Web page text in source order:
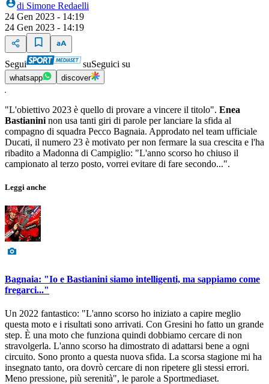
di Simone Redaelli
24 Gen 2023 - 14:19
24 Gen 2023 - 14:19
Segui suSeguici su
whatsapp discover
"L'obiettivo 2023 è quello di provare a vincere il titolo". Enea
Bastianini non usa tanti giri di parole per lanciare la sfida al
compagno di squadra Pecco Bagnaia. Approdato nel team ufficiale
Ducati, il numero 23 è motivato per non fermare la sua crescita e l'ha
ribadito a Madonna di Campiglio: "L'anno scorso ho chiuso il
campionato al terzo posto, vorrei evitare di fare secondo...".
Leggi anche
Bagnaia: "Io e Bastianini siamo intelligenti, ma sappiamo come
fregarci..."
Un 2022 fantastico: "L'anno scorso ho iniziato a capire meglio
questa moto e i risultati sono arrivati. Con Gresini ho fatto un grande
step. È una moto che funziona quindi dobbiamo cercare di non
stravolgerla. L'anno scorso ha dimostrato di adattarsi bene a ogni
circuito. Sono pronto a questa nuova sfida. La scorsa stagione mi ha
insegnato tanto, ora dovrò cercare di non ripetere gli stessi errori.
Meno pressione, più serenità", le parole a Sportmediaset.